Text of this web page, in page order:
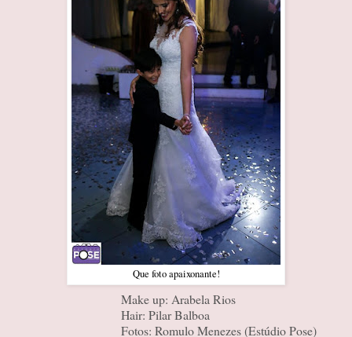
Que foto apaixonante!
Make up: Arabela Rios
Hair: Pilar Balboa
Fotos: Romulo Menezes (Estúdio Pose)